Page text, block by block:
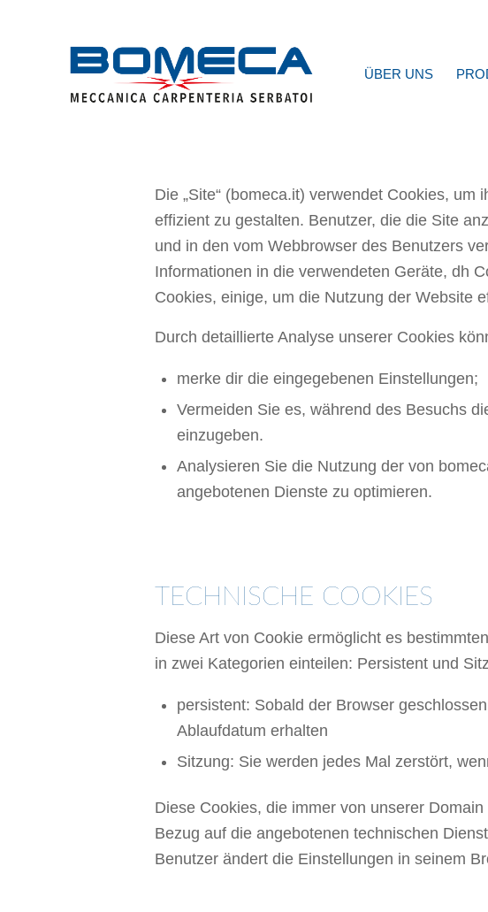
ÜBER UNS
Die „Site“ (bomeca.it) verwendet Cookies,
effizient zu gestalten. Benutzer, die die Site
und in den vom Webbrowser des Benutzers
Informationen in die verwendeten Geräte, dh
Cookies, einige, um die Nutzung der Website
Durch detaillierte Analyse unserer Cookies
merke dir die eingegebenen Einstellungen;
Vermeiden Sie es, während des Besuchs
einzugeben.
Analysieren Sie die Nutzung der von
angebotenen Dienste zu optimieren.
TECHNISCHE COOKIES
Diese Art von Cookie ermöglicht es
in zwei Kategorien einteilen: Persistent und
persistent: Sobald der Browser
Ablaufdatum erhalten
Sitzung: Sie werden jedes Mal zerstört,
Diese Cookies, die immer von unserer
Bezug auf die angebotenen technischen
Benutzer ändert die Einstellungen in seinem